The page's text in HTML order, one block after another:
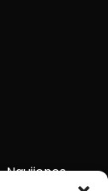
Naujienos